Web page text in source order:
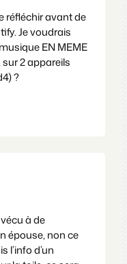
réfléchir avant de
Je voudrais
EN MEME
2 appareils
?
à de
épouse, non ce
l’info d’un